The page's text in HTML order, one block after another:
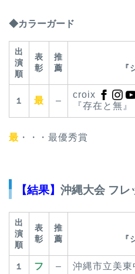
◆カラーガード
出
演
順
表
彰
推
薦
『
１ 最 –
croix
『存在と無』
最 ・・・最優秀賞
【結果】 沖縄大会 フレ
出
演
順
表
彰
推
薦
『
１ フ – 沖縄市立美東